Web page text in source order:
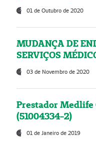
01 de Outubro de 2020
MUDANÇA DE
SERVIÇOS
03 de Novembro de 2020
Prestador Medlife
(51004334-2)
01 de Janeiro de 2019